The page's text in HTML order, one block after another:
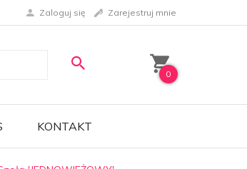
Zaloguj się Zarejestruj mnie
0
KONTAKT